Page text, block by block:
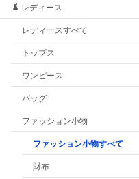
レディース
レディースすべて
トップス
ワンピース
バッグ
ファッション小物
ファッション小物すべて
財布